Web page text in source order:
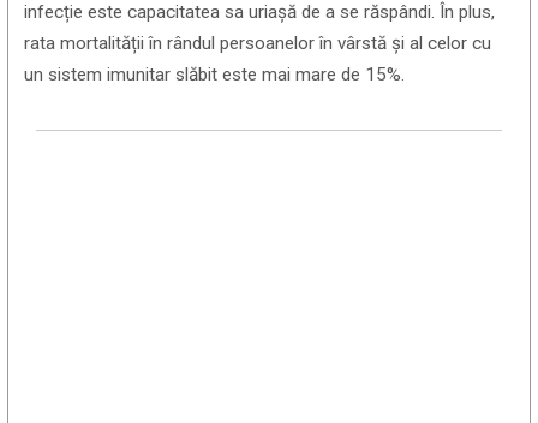
infecție este capacitatea sa uriașă de a se răspândi. În plus,
rata mortalității în rândul persoanelor în vârstă și al celor cu
un sistem imunitar slăbit este mai mare de 15%.